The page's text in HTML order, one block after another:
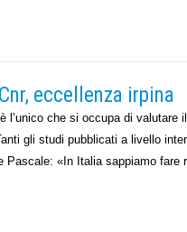
eccellenza irpina
l’unico che si occupa di valutare
gli studi pubblicati a livello
Pascale: «In Italia sappiamo fare